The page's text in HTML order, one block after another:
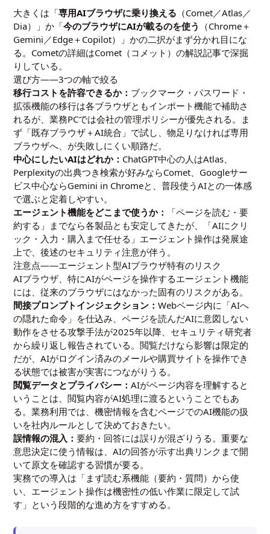
大きくは「専用AIブラウザに乗り換える （Comet／Atlas／
Dia）」か「今のブラウザにAIが載るのを使う （Chrome＋
Gemini／Edge＋Copilot）」かの二択がまず分かれ目にな
る。Cometの詳細はComet（コメット）の解説記事で深掘
りしている。
選び方——3つの軸で絞る
移行コストを許容できるか： ブックマーク・パスワード・
拡張機能の移行は各ブラウザともインポート機能で補助さ
れるが、業務PCでは会社の管理ポリシーが優先される。ま
ず「既存ブラウザ＋AI統合」で試し、物足りなければ専用
ブラウザへ、が失敗しにくい順路だ。
中心にしたいAIはどれか： ChatGPT中心の人はAtlas、
Perplexityの出典つき検索が好みならComet、Googleサー
ビス中心ならGemini in Chromeと、普段使うAIとの一体感
で選ぶと定着しやすい。
エージェント機能をどこまで使うか：
「ページを読む・要
約する」までなら各製品とも安定してきたが、「AIにクリ
ック・入力・購入まで任せる」エージェント操作は発展途
上で、後述のセキュリティ注意が伴う。
注意点——エージェント型AIブラウザ特有のリスク
AIブラウザ、特にAIがページを操作するエージェント機能
には、従来のブラウザにはなかった固有のリスクがある。
間接プロンプトインジェクション：Webページ内に「AIへ
の隠れた命令」を仕込み、ページを読んだAIに意図しない
動作をさせる攻撃手法が2025年以降、セキュリティ研究者
から繰り返し報告されている。閲覧だけなら影響は限定的
だが、AIがログイン済みのメールや購買サイトを操作でき
る状態では被害が実害につながりうる。
閲覧データとプライバシー：AIがページ内容を理解すると
いうことは、閲覧内容がAI処理に渡るということでもあ
る。業務利用では、機密情報を含むページでのAI機能の扱
いを社内ルールとして決めておきたい。
誤情報の混入：要約・回答には誤りが混ざりうる。重要な
意思決定に使う情報は、AIの回答が示す出典リンクまで開
いて原文を確認する習慣が要る。
実務での導入は「まず読む系機能（要約・質問）から使
い、エージェント操作は機密性の低い作業に限定して試
す」という段階的な進め方をすすめる。